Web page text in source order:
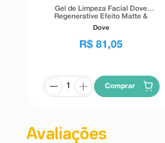
Gel de Limpeza Facial Dove
Regenerative Efeito Matte &
Antioleosidade Pele Oleosa e
Acneica 300ml
Dove
R$ 81 ,05
Comprar
Avaliações